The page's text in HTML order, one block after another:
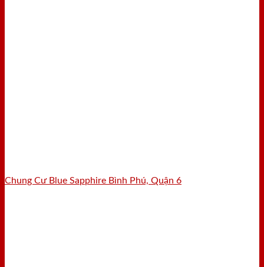
Chung Cư Blue Sapphire Bình Phú, Quận 6